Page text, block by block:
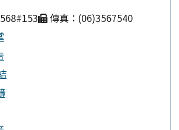
傳真：(06)3567540